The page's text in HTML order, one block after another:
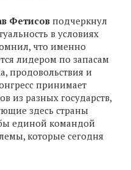
Фетисовподчеркнул
в условиях
что именно
лидером по запасам
продовольствия и
принимает
из разных государств,
здесь страны
единой командой
которые сегодня